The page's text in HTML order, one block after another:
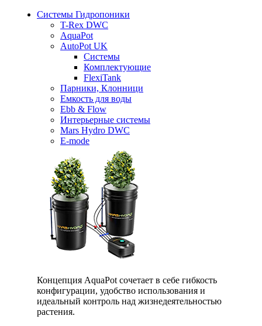
Системы Гидропоники
T-Rex DWC
AquaPot
AutoPot UK
Системы
Комплектующие
FlexiTank
Парники, Клонници
Емкость для воды
Ebb & Flow
Интерьерные системы
Mars Hydro DWC
E-mode
Концепция AquaPot сочетает в себе гибкость
конфигурации, удобство использования и
идеальный контроль над жизнедеятельностью
растения.